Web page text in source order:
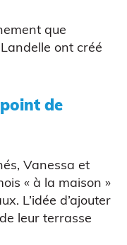
que
ont créé
de
Vanessa et
« à la maison »
L’idée d’ajouter
leur terrasse